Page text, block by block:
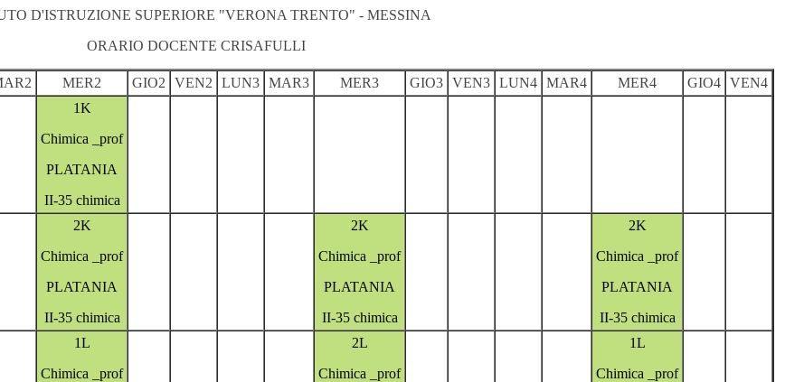
D'ISTRUZIONE SUPERIORE "VERONA TRENTO" - MESSINA
ORARIO DOCENTE CRISAFULLI
MER2 GIO2 VEN2 LUN3 MAR3 MER3 GIO3 VEN3 LUN4 MAR4 MER4 GIO4 VEN4
1K
Chimica _prof
PLATANIA
II-35 chimica
2K
Chimica _prof
PLATANIA
II-35 chimica
2K
Chimica _prof
PLATANIA
II-35 chimica
2K
Chimica _prof
PLATANIA
II-35 chimica
1L
Chimica _prof
2L
Chimica _prof
1L
Chimica _prof